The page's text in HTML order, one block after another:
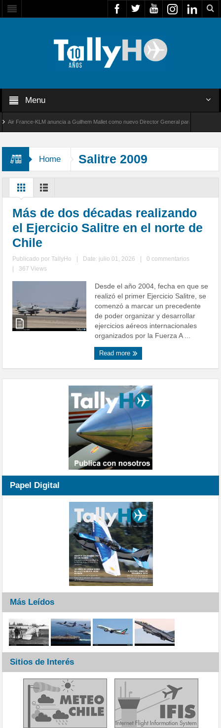
Menu
France-KLM anuncia a Guilhem Mallet como nuevo Director General para América Latina
Home Salitre 2009
Más de dos décadas realizando
el Ejercicio Salitre en el norte de
Chile
Publicado porTallyHo Date: julio 01, 2026
0 commentarios
367 Views
Desde el año 2004, fecha en que se
realizó el primer Ejercicio Salitre, se
comenzó a marcar un precedente
de poder organizar y desarrollar
ejercicios aéreos internacionales
organizados por la Fuerza A ...
Read more
Papel Digital
Más Leídos
Sitios de Interés